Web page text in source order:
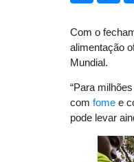
Com o
alimentação
Mundial.
“Para
com fome e
pode levar